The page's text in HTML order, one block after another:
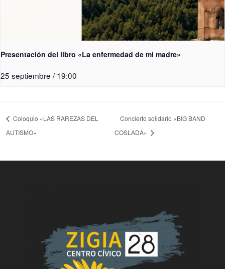
Presentación del libro «La enfermedad de mi madre»
25 septiembre / 19:00
Coloquio «LAS RAREZAS DEL
AUTISMO»
Concierto solidario «BIG BAND
COSLADA»